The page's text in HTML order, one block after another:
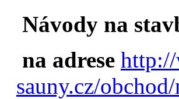
Návody na
na adrese
sauny.cz/